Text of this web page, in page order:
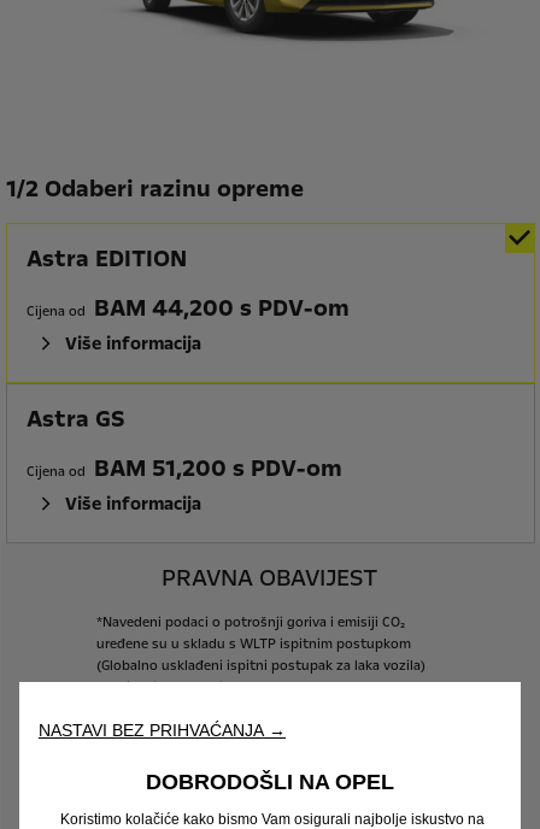
1/2 Odaberi razinu opreme
Astra EDITION
Cijena od BAM 44,200 s PDV-om
Više informacija
Astra GS
Cijena od BAM 51,200 s PDV-om
Više informacija
PRAVNA OBAVIJEST
*Navedeni podaci o potrošnji goriva i emisiji CO₂
uređene su u skladu s WLTP ispitnim postupkom
(Globalno usklađeni ispitni postupak za laka vozila)
propisanim od 1. rujna 2018. u skladu s Uredbom (EC)
vozila homologirana su prema
realističniji postupak ispitivanja za mjerenje
zamjenjuje novi europski ciklus (NEDC), što je bio
NASTAVI BEZ PRIHVAĆANJA →
DOBRODOŠLI NA OPEL
Koristimo kolačiće kako bismo Vam osigurali najbolje iskustvo na